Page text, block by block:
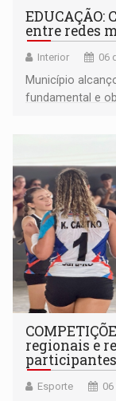
entre redes
Interior 06
Município
fundamental e
regionais e
participantes
Esporte